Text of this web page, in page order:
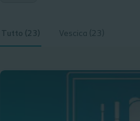
Tutto (23) Vescica (23)